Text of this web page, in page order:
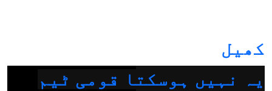
کھیل
یہ نہیں ہوسکتا قومی ٹیم